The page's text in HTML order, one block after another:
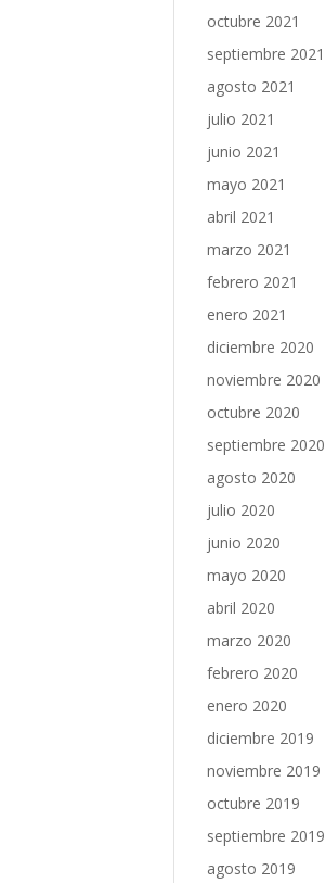
octubre 2021
septiembre 2021
agosto 2021
julio 2021
junio 2021
mayo 2021
abril 2021
marzo 2021
febrero 2021
enero 2021
diciembre 2020
noviembre 2020
octubre 2020
septiembre 2020
agosto 2020
julio 2020
junio 2020
mayo 2020
abril 2020
marzo 2020
febrero 2020
enero 2020
diciembre 2019
noviembre 2019
octubre 2019
septiembre 2019
agosto 2019